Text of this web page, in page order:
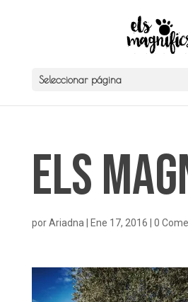
Seleccionar página
Els
porAriadna Ene 17, 2016 0